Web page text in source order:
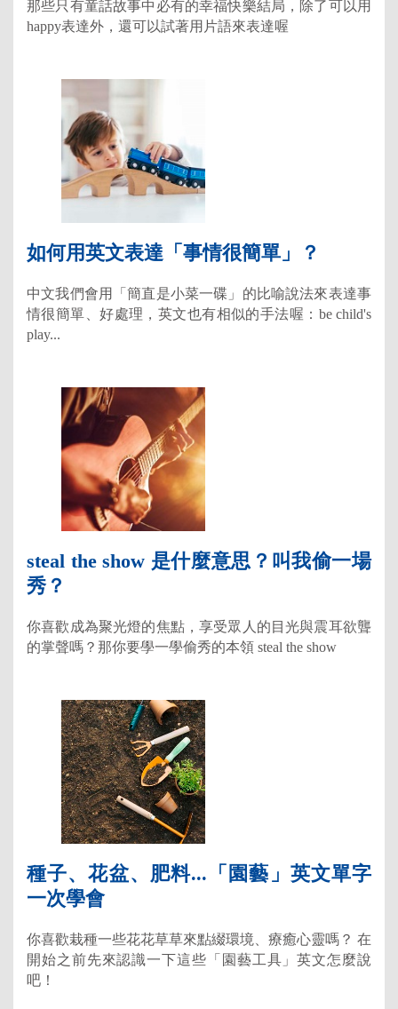
那些只有童話故事中必有的幸福快樂結局，除了可以用
happy表達外，還可以試著用片語來表達喔
如何用英文表達「事情很簡單」？
中文我們會用「簡直是小菜一碟」的比喻說法來表達事
情很簡單、好處理，英文也有相似的手法喔：be child's
play...
steal the show 是什麼意思？叫我偷一場
秀？
你喜歡成為聚光燈的焦點，享受眾人的目光與震耳欲聾
的掌聲嗎？那你要學一學偷秀的本領 steal the show
種子、花盆、肥料...「園藝」英文單字
一次學會
你喜歡栽種一些花花草草來點綴環境、療癒心靈嗎？ 在
開始之前先來認識一下這些「園藝工具」英文怎麼說
吧！